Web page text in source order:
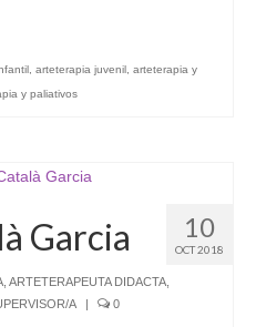
, arteterapia juvenil, arteterapia y
y paliativos
10
OCT 2018
Garcia
ARTETERAPEUTA DIDACTA
A | 0